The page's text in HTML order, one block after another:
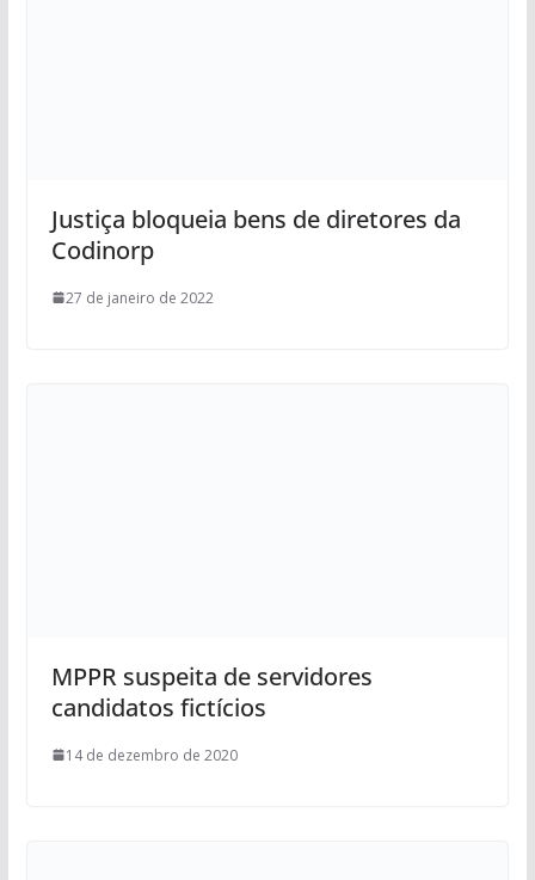
Justiça bloqueia bens de diretores da
Codinorp
27 de janeiro de 2022
MPPR suspeita de servidores
candidatos fictícios
14 de dezembro de 2020